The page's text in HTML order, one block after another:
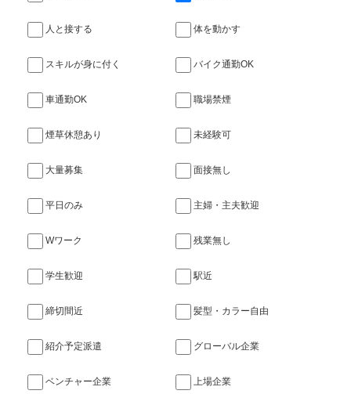
人と接する 体を動かす
スキルが身に付く バイク通勤OK
車通勤OK 職場禁煙
煙草休憩あり 未経験可
大量募集 面接無し
平日のみ 主婦・主夫歓迎
Wワーク 残業無し
学生歓迎 駅近
締切間近 髪型・カラー自由
紹介予定派遣 グローバル企業
ベンチャー企業 上場企業